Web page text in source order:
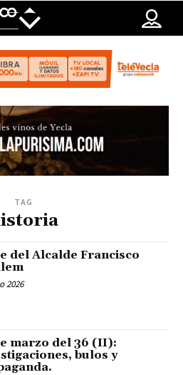
TAG
del Alcalde Francisco
2026
marzo del 36 (II):
bulos y